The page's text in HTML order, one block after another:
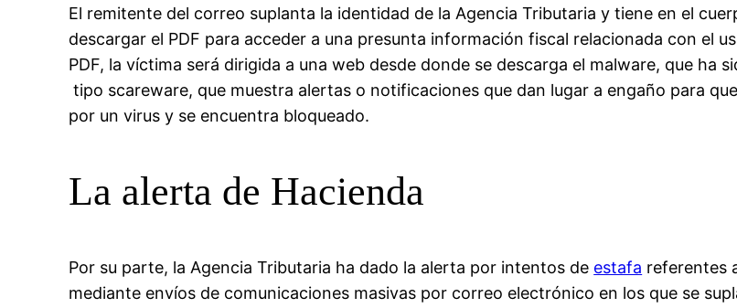
El remitente del correo suplanta la identidad de la Agencia Tributaria y tiene en el
descargar el PDF para acceder a una presunta información fiscal relacionada con el
PDF, la víctima será dirigida a una web desde donde se descarga el malware, que ha
tipo scareware, que muestra alertas o notificaciones que dan lugar a engaño para
por un virus y se encuentra bloqueado.
La alerta de Hacienda
Por su parte, la Agencia Tributaria ha dado la alerta por intentos de estafa referentes
mediante envíos de comunicaciones masivas por correo electrónico en los que se